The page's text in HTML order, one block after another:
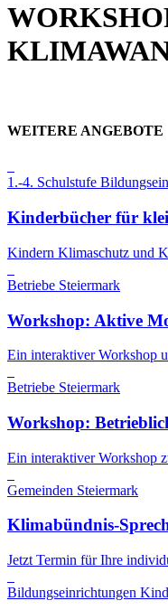
WEITERE ANGEBOTE
1.-4. Schulstufe
Kinderbücher für
Kindern Klimaschutz und
Betriebe Steiermark
Workshop: Aktive
Ein interaktiver Workshop
Betriebe Steiermark
Workshop:
Ein interaktiver Workshop
Gemeinden Steiermark
Klimabündnis-
Jetzt Termin für Ihre
Bildungseinrichtungen